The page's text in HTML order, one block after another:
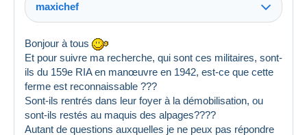
maxichef
Bonjour à tous
Et pour suivre ma recherche, qui sont ces militaires, sont-
ils du 159e RIA en manœuvre en 1942, est-ce que cette
ferme est reconnaissable ???
Sont-ils rentrés dans leur foyer à la démobilisation, ou
sont-ils restés au maquis des alpages????
Autant de questions auxquelles je ne peux pas répondre